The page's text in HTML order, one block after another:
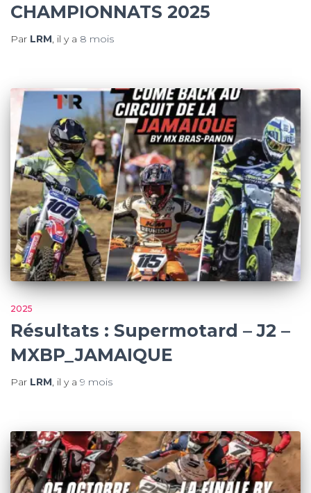
CHAMPIONNATS 2025
Par LRM, il y a 8 mois
2025
Résultats : Supermotard – J2 –
MXBP_JAMAIQUE
Par LRM, il y a 9 mois